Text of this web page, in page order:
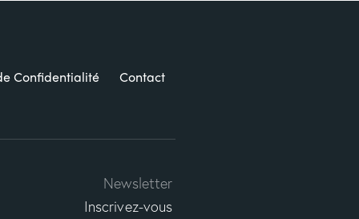
Confidentialité Contact
Newsletter
Inscrivez-vous